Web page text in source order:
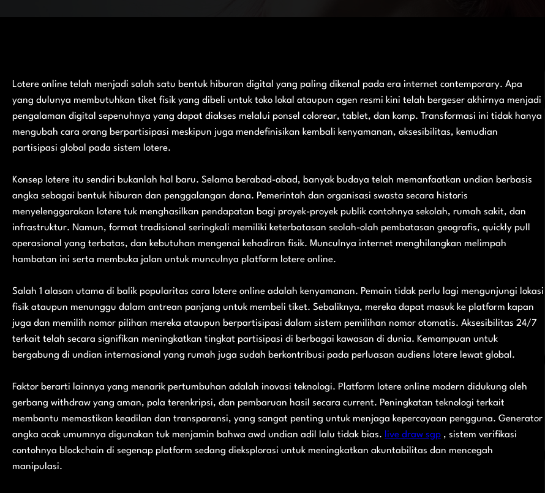
Lotere online telah menjadi salah satu bentuk hiburan digital yang paling dikenal pada era internet contemporary. Apa
yang dulunya membutuhkan tiket fisik yang dibeli untuk toko lokal ataupun agen resmi kini telah bergeser akhirnya menjadi
pengalaman digital sepenuhnya yang dapat diakses melalui ponsel colorear, tablet, dan komp. Transformasi ini tidak hanya
mengubah cara orang berpartisipasi meskipun juga mendefinisikan kembali kenyamanan, aksesibilitas, kemudian
partisipasi global pada sistem lotere.
Konsep lotere itu sendiri bukanlah hal baru. Selama berabad-abad, banyak budaya telah memanfaatkan undian berbasis
angka sebagai bentuk hiburan dan penggalangan dana. Pemerintah dan organisasi swasta secara historis
menyelenggarakan lotere tuk menghasilkan pendapatan bagi proyek-proyek publik contohnya sekolah, rumah sakit, dan
infrastruktur. Namun, format tradisional seringkali memiliki keterbatasan seolah-olah pembatasan geografis, quickly pull
operasional yang terbatas, dan kebutuhan mengenai kehadiran fisik. Munculnya internet menghilangkan melimpah
hambatan ini serta membuka jalan untuk munculnya platform lotere online.
Salah 1 alasan utama di balik popularitas cara lotere online adalah kenyamanan. Pemain tidak perlu lagi mengunjungi lokasi
fisik ataupun menunggu dalam antrean panjang untuk membeli tiket. Sebaliknya, mereka dapat masuk ke platform kapan
juga dan memilih nomor pilihan mereka ataupun berpartisipasi dalam sistem pemilihan nomor otomatis. Aksesibilitas 24/7
terkait telah secara signifikan meningkatkan tingkat partisipasi di berbagai kawasan di dunia. Kemampuan untuk
bergabung di undian internasional yang rumah juga sudah berkontribusi pada perluasan audiens lotere lewat global.
Faktor berarti lainnya yang menarik pertumbuhan adalah inovasi teknologi. Platform lotere online modern didukung oleh
gerbang withdraw yang aman, pola terenkripsi, dan pembaruan hasil secara current. Peningkatan teknologi terkait
membantu memastikan keadilan dan transparansi, yang sangat penting untuk menjaga kepercayaan pengguna. Generator
angka acak umumnya digunakan tuk menjamin bahwa awd undian adil lalu tidak bias. live draw sgp , sistem verifikasi
contohnya blockchain di segenap platform sedang dieksplorasi untuk meningkatkan akuntabilitas dan mencegah
manipulasi.